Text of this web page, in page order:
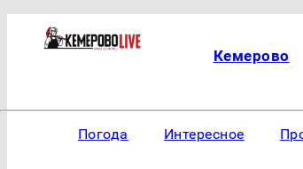
Кемерово
Погода Интересное